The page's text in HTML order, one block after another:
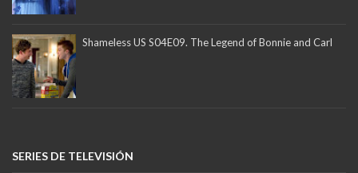
Shameless US S04E09. The Legend of Bonnie and Carl
SERIES DE TELEVISIÓN